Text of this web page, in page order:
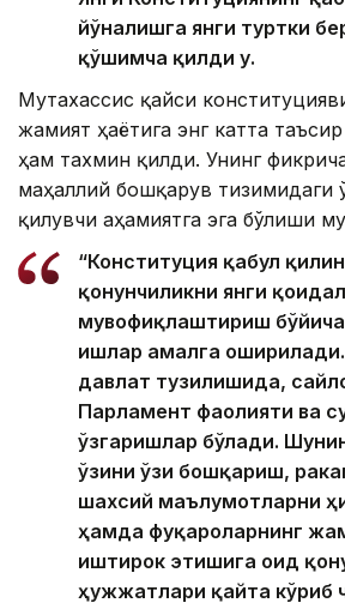
йўналишга янги туртки
қўшимча қилди у.
Мутахассис қайси
жамият ҳаётига энг катта
ҳам тахмин қилди. Унинг
маҳаллий бошқарув тизимидаги
қилувчи аҳамиятга эга бўлиши
“Конституция қабул
қонунчиликни янги
мувофиқлаштириш
ишлар амалга оширилади.
давлат тузилишида,
Парламент фаолияти ва
ўзгаришлар бўлади.
ўзини ўзи бошқариш,
шахсий маълумотларни
ҳамда фуқароларнинг
иштирок этишига оид
ҳужжатлари қайта кўриб